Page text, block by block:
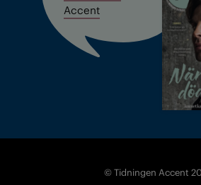
Accent
© Tidningen Accent